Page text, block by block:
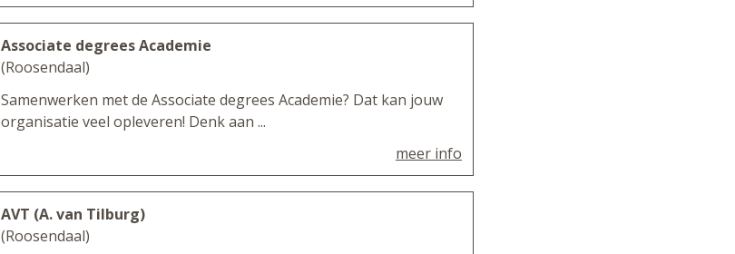
Associate degrees Academie
(Roosendaal)
Samenwerken met de Associate degrees Academie? Dat kan jouw
organisatie veel opleveren! Denk aan ...
meer info
AVT (A. van Tilburg)
(Roosendaal)